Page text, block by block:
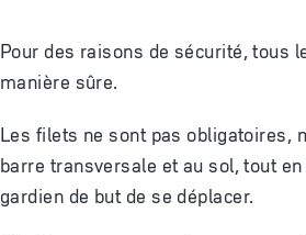
Pour des raisons de sécurité, tous
manière sûre.
Les filets ne sont pas obligatoires,
barre transversale et au sol, tout
gardien de but de se déplacer.